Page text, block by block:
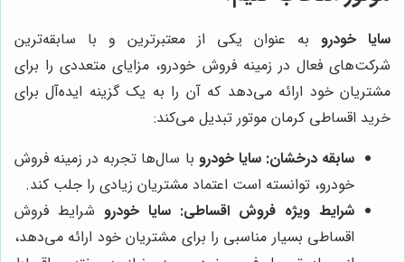
سایا خودرو به عنوان یکی از معتبرترین و با سابقه‌ترین
شرکت‌های فعال در زمینه فروش خودرو، مزایای متعددی را برای
مشتریان خود ارائه می‌دهد که آن را به یک گزینه ایده‌آل برای
خرید اقساطی کرمان موتور تبدیل می‌کند:
سابقه درخشان: سایا خودرو با سال‌ها تجربه در زمینه فروش
خودرو، توانسته است اعتماد مشتریان زیادی را جلب کند.
شرایط ویژه فروش اقساطی: سایا خودرو شرایط فروش
اقساطی بسیار مناسبی را برای مشتریان خود ارائه می‌دهد،